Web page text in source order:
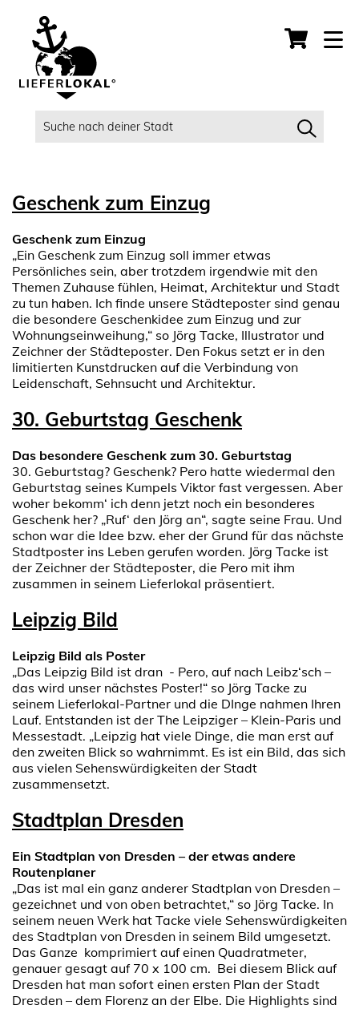
Geschenk zum Einzug
Geschenk zum Einzug
„Ein Geschenk zum Einzug soll immer etwas
Persönliches sein, aber trotzdem irgendwie mit den
Themen Zuhause fühlen, Heimat, Architektur und Stadt
zu tun haben. Ich finde unsere Städteposter sind genau
die besondere Geschenkidee zum Einzug und zur
Wohnungseinweihung,“ so Jörg Tacke, Illustrator und
Zeichner der Städteposter. Den Fokus setzt er in den
limitierten Kunstdrucken auf die Verbindung von
Leidenschaft, Sehnsucht und Architektur.
30. Geburtstag Geschenk
Das besondere Geschenk zum 30. Geburtstag
30. Geburtstag? Geschenk? Pero hatte wiedermal den
Geburtstag seines Kumpels Viktor fast vergessen. Aber
woher bekomm‘ ich denn jetzt noch ein besonderes
Geschenk her? „Ruf‘ den Jörg an“, sagte seine Frau. Und
schon war die Idee bzw. eher der Grund für das nächste
Stadtposter ins Leben gerufen worden. Jörg Tacke ist
der Zeichner der Städteposter, die Pero mit ihm
zusammen in seinem Lieferlokal präsentiert.
Leipzig Bild
Leipzig Bild als Poster
„Das Leipzig Bild ist dran - Pero, auf nach Leibz‘sch –
das wird unser nächstes Poster!“ so Jörg Tacke zu
seinem Lieferlokal-Partner und die DInge nahmen Ihren
Lauf. Entstanden ist der The Leipziger – Klein-Paris und
Messestadt. „Leipzig hat viele Dinge, die man erst auf
den zweiten Blick so wahrnimmt. Es ist ein Bild, das sich
aus vielen Sehenswürdigkeiten der Stadt
zusammensetzt.
Stadtplan Dresden
Ein Stadtplan von Dresden – der etwas andere
Routenplaner
„Das ist mal ein ganz anderer Stadtplan von Dresden –
gezeichnet und von oben betrachtet,“ so Jörg Tacke. In
seinem neuen Werk hat Tacke viele Sehenswürdigkeiten
des Stadtplan von Dresden in seinem Bild umgesetzt.
Das Ganze komprimiert auf einen Quadratmeter,
genauer gesagt auf 70 x 100 cm. Bei diesem Blick auf
Dresden hat man sofort einen ersten Plan der Stadt
Dresden – dem Florenz an der Elbe. Die Highlights sind